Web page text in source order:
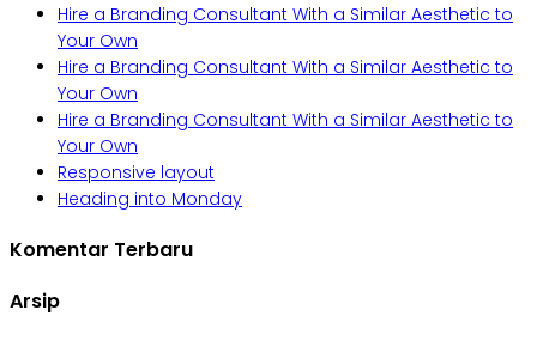
Hire a Branding Consultant With a Similar Aesthetic to
Your Own
Hire a Branding Consultant With a Similar Aesthetic to
Your Own
Hire a Branding Consultant With a Similar Aesthetic to
Your Own
Responsive layout
Heading into Monday
Komentar Terbaru
Arsip